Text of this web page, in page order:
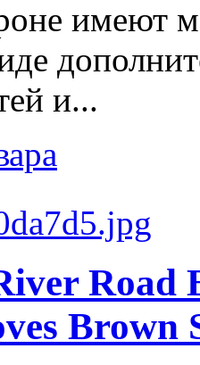
имеют
и...
Road
Brown